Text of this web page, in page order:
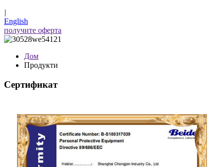
|
English
получите оферта
Дом
Продукти
Сертификат